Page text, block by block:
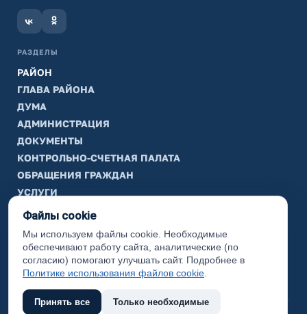
РАЗДЕЛЫ
РАЙОН
ГЛАВА РАЙОНА
ДУМА
АДМИНИСТРАЦИЯ
ДОКУМЕНТЫ
КОНТРОЛЬНО-СЧЕТНАЯ ПАЛАТА
ОБРАЩЕНИЯ ГРАЖДАН
УСЛУГИ
ТИК
ИНФОРМАЦИЯ
Законодательная карта
Карта сайта
Файлы cookie
Мы используем файлы cookie. Необходимые
обеспечивают работу сайта, аналитические (по
согласию) помогают улучшать сайт. Подробнее в
Политике использования файлов cookie
Принять все Только необходимые